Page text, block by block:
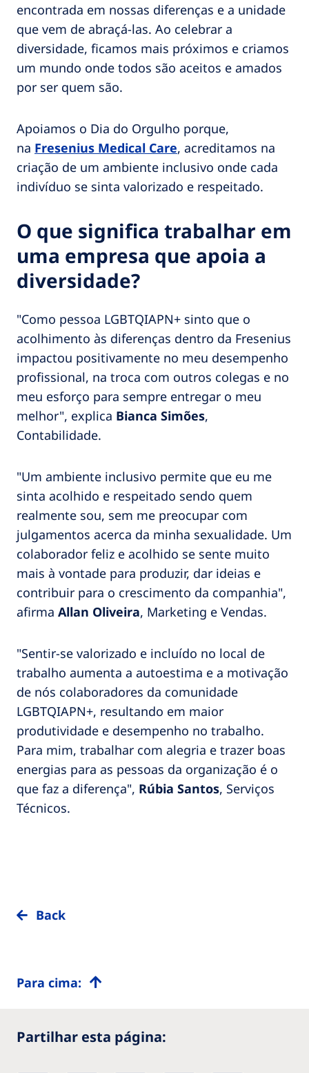
encontrada em nossas diferenças e a unidade
que vem de abraçá-las. Ao celebrar a
diversidade, ficamos mais próximos e criamos
um mundo onde todos são aceitos e amados
por ser quem são.
Apoiamos o Dia do Orgulho porque,
na Fresenius Medical Care, acreditamos na
criação de um ambiente inclusivo onde cada
indivíduo se sinta valorizado e respeitado.
O que significa trabalhar em
uma empresa que apoia a
diversidade?
"Como pessoa LGBTQIAPN+ sinto que o
acolhimento às diferenças dentro da Fresenius
impactou positivamente no meu desempenho
profissional, na troca com outros colegas e no
meu esforço para sempre entregar o meu
melhor", explica Bianca Simões,
Contabilidade.
"Um ambiente inclusivo permite que eu me
sinta acolhido e respeitado sendo quem
realmente sou, sem me preocupar com
julgamentos acerca da minha sexualidade. Um
colaborador feliz e acolhido se sente muito
mais à vontade para produzir, dar ideias e
contribuir para o crescimento da companhia",
afirma Allan Oliveira, Marketing e Vendas.
"Sentir-se valorizado e incluído no local de
trabalho aumenta a autoestima e a motivação
de nós colaboradores da comunidade
LGBTQIAPN+, resultando em maior
produtividade e desempenho no trabalho.
Para mim, trabalhar com alegria e trazer boas
energias para as pessoas da organização é o
que faz a diferença", Rúbia Santos, Serviços
Técnicos.
Back
Para cima:
Partilhar esta página: